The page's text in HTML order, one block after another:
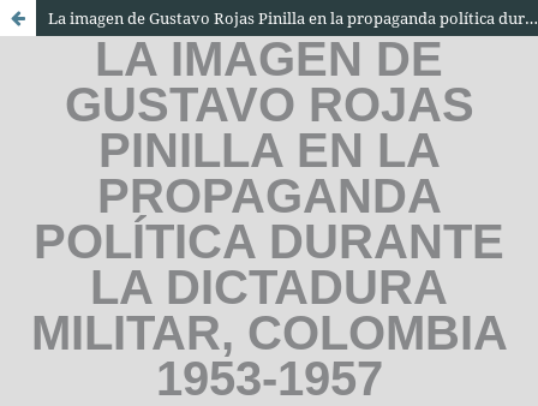
La imagen de Gustavo Rojas Pinilla en la propaganda política durante la dictadura militar, Colombia 1953-1957